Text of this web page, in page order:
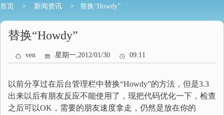
首页 > 新闻资讯 > 替换“Howdy”
替换“Howdy”
ven 星期一,2012/01/30 09:11
以前分享过在后台管理栏中替换“Howdy”的方法，但是3.3
出来以后有朋友反应不能使用了，现把代码优化一下，检查
之后可以OK，需要的朋友速度拿走，仍然是放在你的